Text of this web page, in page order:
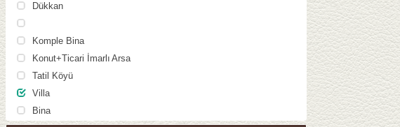
Dükkan
Komple Bina
Konut+Ticari İmarlı Arsa
Tatil Köyü
Villa
Bina